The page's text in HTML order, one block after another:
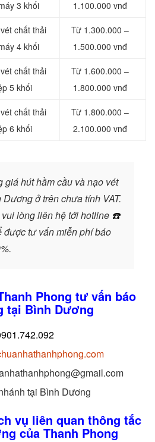
3 khối 1.100.000 vnđ
chất thải
4 khối
Từ 1.300.000 –
1.500.000 vnđ
chất thải
5 khối
Từ 1.600.000 –
1.800.000 vnđ
chất thải
6 khối
Từ 1.800.000 –
2.100.000 vnđ
giá hút hầm cầu và nạo vét
ở trên chưa tính VAT.
lòng liên hệ tới hotline ☎️
được tư vấn miễn phí báo
Phong tư vấn báo
tại Bình Dương
tại Bình Dương
vụ liên quan thông tắc
của Thanh Phong